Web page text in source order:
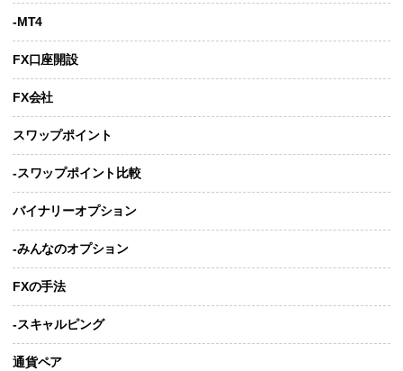
-MT4
FX口座開設
FX会社
スワップポイント
-スワップポイント比較
バイナリーオプション
-みんなのオプション
FXの手法
-スキャルピング
通貨ペア